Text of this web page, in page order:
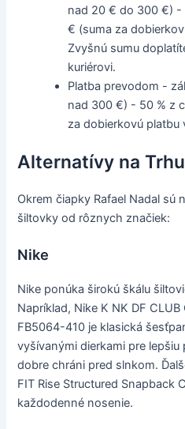
nad 20 € do 300 €) -
€ (suma za
Zvyšnú sumu
kuriérovi.
Platba prevodom -
nad 300 €) - 50 % z
za dobierkovú platbu
Alternatívy na Trhu
Okrem čiapky Rafael Nadal sú
šiltovky od rôznych značiek:
Nike
Nike ponúka širokú škálu
Napríklad, Nike K NK DF CLUB
FB5064-410 je klasická
vyšívanými dierkami pre
dobre chráni pred slnkom.
FIT Rise Structured Snapback
každodenné nosenie.